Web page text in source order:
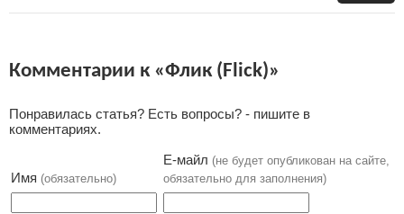
Комментарии к «Флик (Flick)»
Понравилась статья? Есть вопросы? - пишите в
комментариях.
Имя (обязательно)
Е-майл (не будет опубликован на сайте,
обязательно для заполнения)